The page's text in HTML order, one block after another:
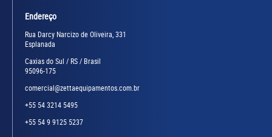
Endereço
Rua Darcy Narcizo de Oliveira, 331
Esplanada
Caxias do Sul / RS / Brasil
95096-175
comercial@zettaequipamentos.com.br
+55 54 3214 5495
+55 54 9 9125 5237